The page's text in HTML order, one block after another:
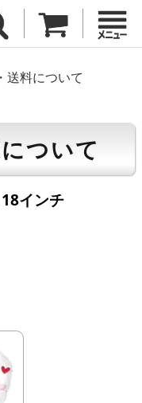
送料について
ついて
インチ